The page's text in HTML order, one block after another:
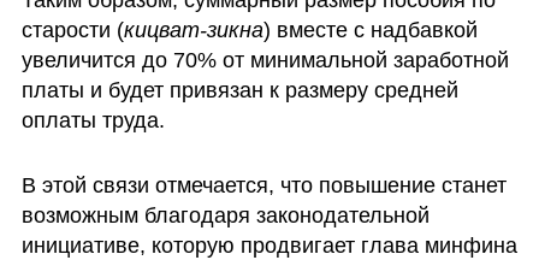
старости (кицват-зикна) вместе с надбавкой
увеличится до 70% от минимальной заработной
платы и будет привязан к размеру средней
оплаты труда.
В этой связи отмечается, что повышение станет
возможным благодаря законодательной
инициативе, которую продвигает глава минфина